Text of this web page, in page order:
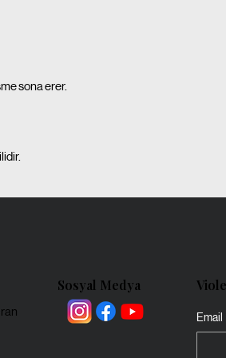
sona erer.
Sosyal Medya
Email